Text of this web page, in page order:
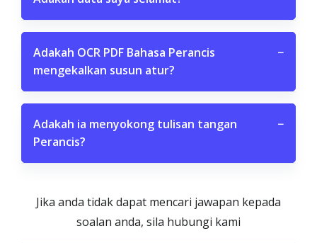
Adakah OCR PDF Bahasa Perancis
mengekalkan susun atur?
−
Adakah ia menyokong tulisan tangan
Perancis?
−
Jika anda tidak dapat mencari jawapan kepada
soalan anda, sila hubungi kami